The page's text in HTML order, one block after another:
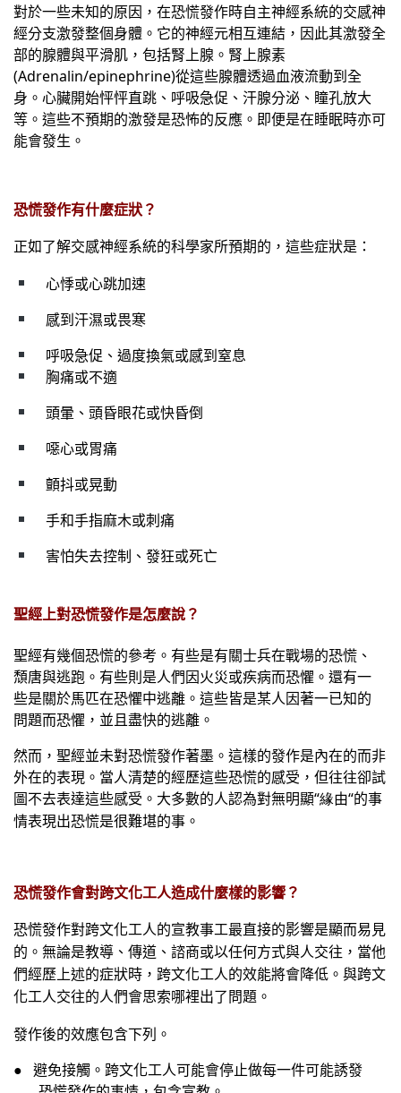
對於一些未知的原因，在恐慌發作時自主神經系統的交感神
經分支激發整個身體。它的神經元相互連結，因此其激發全
部的腺體與平滑肌，包括腎上腺。腎上腺素
(Adrenalin/epinephrine)從這些腺體透過血液流動到全
身。心臟開始怦怦直跳、呼吸急促、汗腺分泌、瞳孔放大
等。這些不預期的激發是恐怖的反應。即便是在睡眠時亦可
能會發生。
恐慌發作有什麼症狀？
正如了解交感神經系統的科學家所預期的，這些症狀是：
心悸或心跳加速
感到汗濕或畏寒
呼吸急促、過度換氣或感到窒息
胸痛或不適
頭暈、頭昏眼花或快昏倒
噁心或胃痛
顫抖或晃動
手和手指麻木或刺痛
害怕失去控制、發狂或死亡
聖經上對恐慌發作是怎麼說？
聖經有幾個恐慌的參考。有些是有關士兵在戰場的恐慌、
頹唐與逃跑。有些則是人們因火災或疾病而恐懼。還有一
些是關於馬匹在恐懼中逃離。這些皆是某人因著一已知的
問題而恐懼，並且盡快的逃離。
然而，聖經並未對恐慌發作著墨。這樣的發作是內在的而非
外在的表現。當人清楚的經歷這些恐慌的感受，但往往卻試
圖不去表達這些感受。大多數的人認為對無明顯“緣由“的事
情表現出恐慌是很難堪的事。
恐慌發作會對跨文化工人造成什麼樣的影響？
恐慌發作對跨文化工人的宣教事工最直接的影響是顯而易見
的。無論是教導、傳道、諮商或以任何方式與人交往，當他
們經歷上述的症狀時，跨文化工人的效能將會降低。與跨文
化工人交往的人們會思索哪裡出了問題。
發作後的效應包含下列。
● 避免接觸。跨文化工人可能會停止做每一件可能誘發